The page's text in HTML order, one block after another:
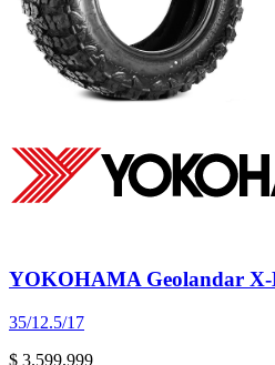
YOKOHAMA Geolandar
35/12.5/17
$ 3.599.999